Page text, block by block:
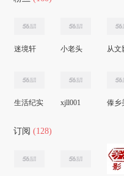
迷境轩 小老头 从文
生活纪实 xjll001 傣乡
订阅 (128)